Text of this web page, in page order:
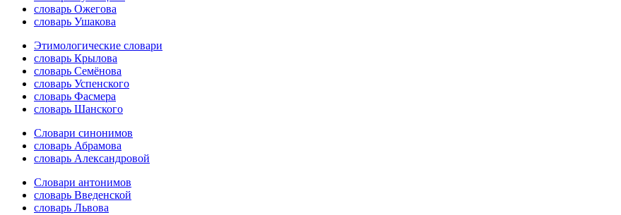
словарь Ожегова
словарь Ушакова
Этимологические словари
словарь Крылова
словарь Семёнова
словарь Успенского
словарь Фасмера
словарь Шанского
Словари синонимов
словарь Абрамова
словарь Александровой
Словари антонимов
словарь Введенской
словарь Львова